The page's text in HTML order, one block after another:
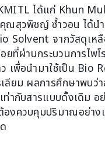
ได้แก่ Khun
สุวพิชญ์ ซ้ำวอน ได้น
Solvent จากวัสดุเหลื
ยที่ผ่านกระบวนการไพโ
เพื่อนำมาใช้เป็น Bio
ลียม ผลการศึกษาพบว่
ท่ากับสารแบบดั้งเดิม อ
องควบคุมปริมาณอย่าง